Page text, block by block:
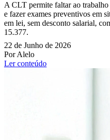
A CLT permite faltar ao
e fazer exames preventivos em
em lei, sem desconto salarial,
15.377.
22 de Junho de 2026
Por Alelo
Ler conteúdo